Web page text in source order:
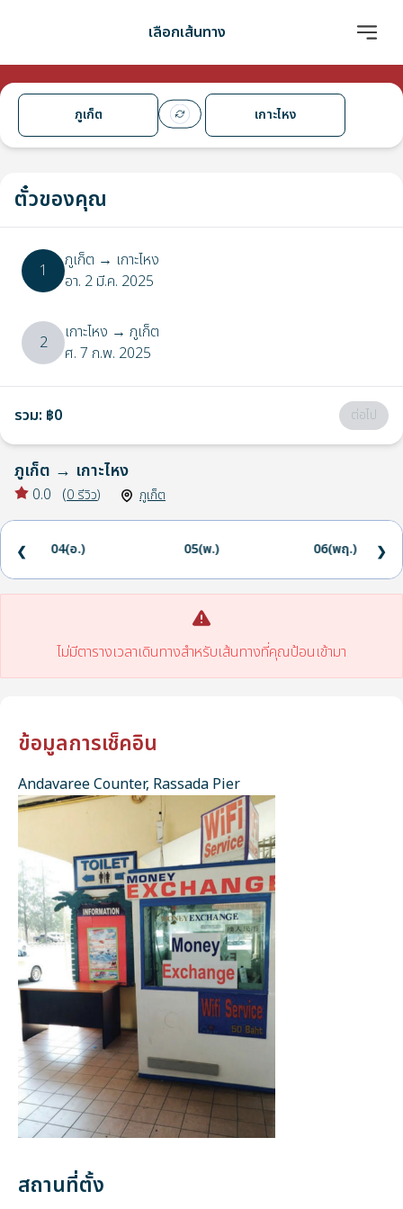
เลือกเส้นทาง
ภูเก็ต เกาะไหง
ตั๋วของคุณ
1 ภูเก็ต → เกาะไหง
อา. 2 มี.ค. 2025
2 เกาะไหง → ภูเก็ต
ศ. 7 ก.พ. 2025
รวม: ฿0 ต่อไป
ภูเก็ต → เกาะไหง
0.0 (0 รีวิว) ภูเก็ต
04(อ.) 05(พ.) 06(พฤ.)
❮ ❯
ไม่มีตารางเวลาเดินทางสำหรับเส้นทางที่คุณป้อนเข้ามา
ข้อมูลการเช็คอิน
Andavaree Counter, Rassada Pier
สถานที่ตั้ง